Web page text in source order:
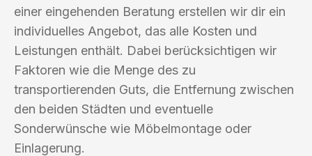
einer eingehenden Beratung erstellen wir dir ein
individuelles Angebot, das alle Kosten und
Leistungen enthält. Dabei berücksichtigen wir
Faktoren wie die Menge des zu
transportierenden Guts, die Entfernung zwischen
den beiden Städten und eventuelle
Sonderwünsche wie Möbelmontage oder
Einlagerung.